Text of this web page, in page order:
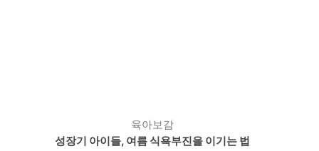
육아보감
성장기 아이들, 여름 식욕부진을 이기는 법